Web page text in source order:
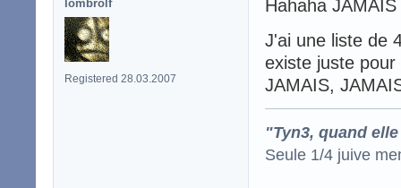
lombrolf
Registered 28.03.2007
Hahaha
J'ai une liste de
existe juste
JAMAIS,
"Tyn3, quand
Seule 1/4 juive